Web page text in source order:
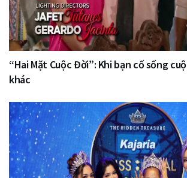
“Hai Mặt Cuộc Đời”: Khi bạn cố sống
khác